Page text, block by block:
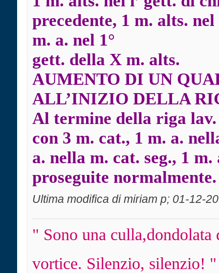
precedente, 1 m. alts.
m. a. nel 1°
gett. della X m. alts.
AUMENTO DI UN
ALL’INIZIO DELLA
Al termine della riga
con 3 m. cat., 1 m. a.
a. nella m. cat. seg., 1
proseguite normalmente.
Ultima modifica di miriam p; 01-12-
" Sono una
vortice. Silenzio, silenzio!